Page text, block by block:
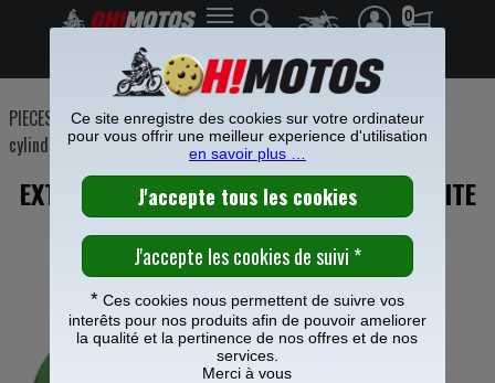
0
Frais de port offerts à partir de 49€
PIECES MOTO>Freinage>Etrier Maitre cylindre frein>Maitre
cylindre de frein>
EXTENSION MAITRE CYLINDRE ARRIERE KITE
VERT POUR KAWASAKI 250 KX
Ce site enregistre des cookies sur votre ordinateur
pour vous offrir une meilleur experience d'utilisation
en savoir plus …
*Ces cookies nous permettent de suivre vos
interêts pour nos produits afin de pouvoir ameliorer
la qualité et la pertinence de nos offres et de nos
services.
Merci à vous